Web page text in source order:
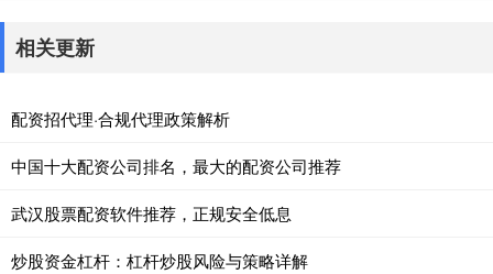
相关更新
配资招代理·合规代理政策解析
中国十大配资公司排名，最大的配资公司推荐
武汉股票配资软件推荐，正规安全低息
炒股资金杠杆：杠杆炒股风险与策略详解